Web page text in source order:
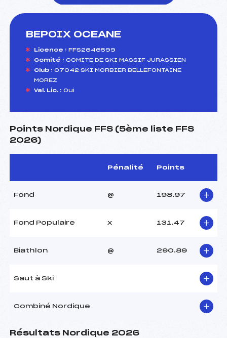
BEPOIX OCEANE
Licence : FFS2646599
Comité : COMITE DE SKI MASSIF JURASSIEN
Club : 07042 SKI MORBIER BELLEFONTAINE
MOREZ
Val. Lic. : Oui
Points Nordique FFS (5ème liste FFS
2026)
Pénalité Points
Fond @ 198.97
Fond Populaire x 131.47
Biathlon @ 290.89
Saut à Ski
Combiné Nordique
Résultats Nordique 2026